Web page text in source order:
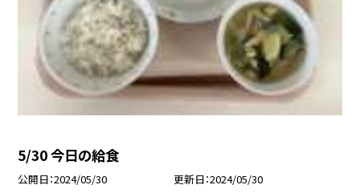
5/30 今日の給食
公開日 2024/05/30 更新日 2024/05/30